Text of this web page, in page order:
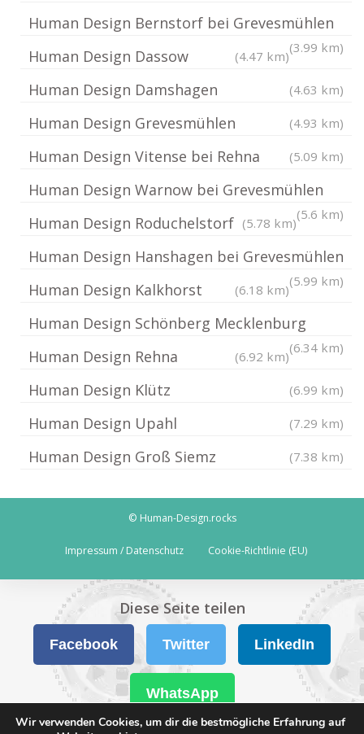
Human Design Bernstorf bei Grevesmühlen
(3.99 km)
Human Design Dassow (4.47 km)
Human Design Damshagen (4.63 km)
Human Design Grevesmühlen (4.93 km)
Human Design Vitense bei Rehna (5.09 km)
Human Design Warnow bei Grevesmühlen
(5.6 km)
Human Design Roduchelstorf (5.78 km)
Human Design Hanshagen bei Grevesmühlen
(5.99 km)
Human Design Kalkhorst (6.18 km)
Human Design Schönberg Mecklenburg
(6.34 km)
Human Design Rehna (6.92 km)
Human Design Klütz (6.99 km)
Human Design Upahl (7.29 km)
Human Design Groß Siemz (7.38 km)
© Human-Design.rocks
Impressum / Datenschutz Cookie-Richtlinie (EU)
Wir verwenden Cookies, um dir die bestmögliche Erfahrung auf
Diese Seite teilen
Facebook Twitter LinkedIn
WhatsApp